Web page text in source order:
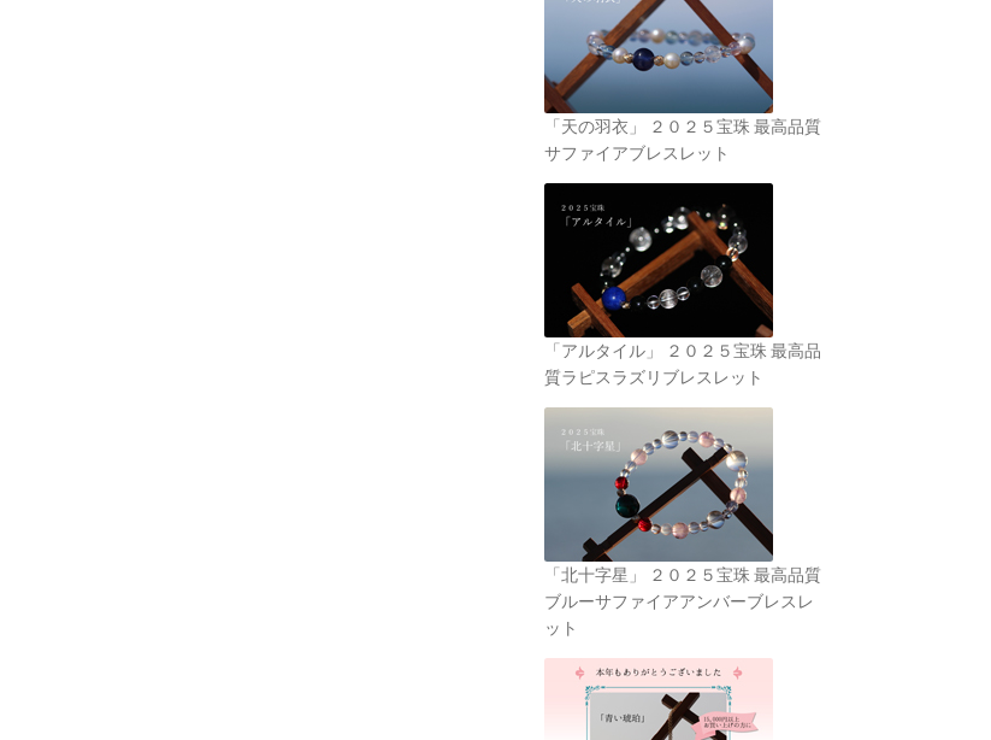
「天の羽衣」 ２０２５宝珠 最高品質
サファイアブレスレット
「アルタイル」 ２０２５宝珠 最高品
質ラピスラズリブレスレット
「北十字星」 ２０２５宝珠 最高品質
ブルーサファイアアンバーブレスレ
ット